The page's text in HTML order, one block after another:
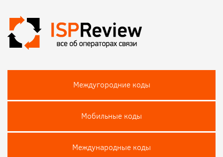
Междугородние коды
Мобильные коды
Международные коды